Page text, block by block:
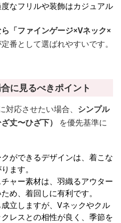
なフリルや装飾はカジュアル
「ファインゲージ×Vネック×
番として選ばれやすいです。
に見るべきポイント
応させたい場合、 シンプル
丈〜ひざ下）
を優先基準に
ができるデザインは、着こな
ます。
ャー素材は、羽織るアウター
め、着回しに有利です。
立しますが、Vネックやクル
レスとの相性が良く、季節を